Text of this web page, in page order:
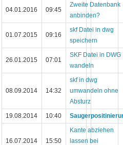
04.01.2016 09:45
Zweite Datenbank
anbinden?
01.07.2015 09:16
skf Datei in dwg
speichern
26.01.2015 07:01
SKF Datei in DWG
wandeln
08.09.2014 14:32
skf in dwg
umwandeln ohne
Absturz
19.08.2014
10:40
16.07.2014 15:50
Kante abziehen
lassen bei